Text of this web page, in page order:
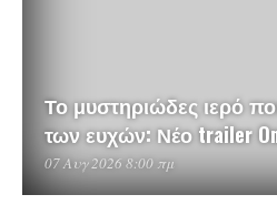
Το μυστηριώδες ιερό
των ευχών: Νέο trailer
07 Αυγ 2026 8:00 πμ